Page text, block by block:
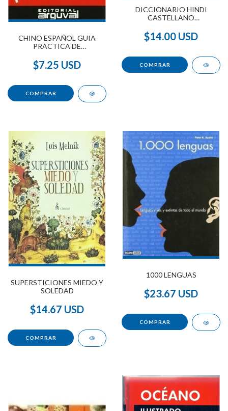
CHINO ESPAÑOL GUIA
PRACTICA DE
$7.25 USD
DICCIONARIO HINDI
CASTELLANO
$14.00 USD
SUPERSTICIONES MIEDO Y
SOLEDAD
$14.67 USD
1000 LENGUAS
$23.67 USD